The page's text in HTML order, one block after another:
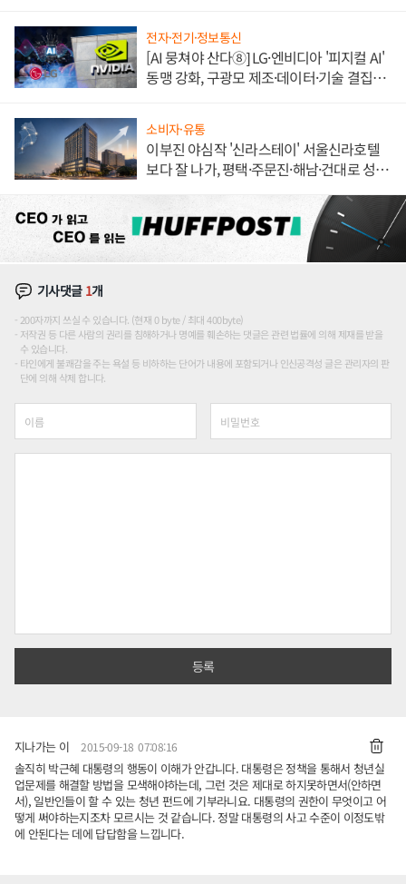
전자·전기·정보통신
[AI 뭉쳐야 산다⑧] LG·엔비디아 '피지컬 AI'
동맹 강화, 구광모 제조·데이터·기술 결집
소비자·유통
이부진 야심작 '신라스테이' 서울신라호텔
보다 잘 나가, 평택·주문진·해남·건대로 성
기사댓글 1개
200자까지 쓰실 수 있습니다. (현재 0 byte / 최대 400byte)
저작권 등 다른 사람의 권리를 침해하거나 명예를 훼손하는 댓글은 관련 법률에 의해 제재를 받을
수 있습니다.
타인에게 불쾌감을 주는 욕설 등 비하하는 단어가 내용에 포함되거나 인신공격성 글은 관리자의 판
단에 의해 삭제 합니다.
지나가는 이 2015-09-18 07:08:16
솔직히 박근혜 대통령의 행동이 이해가 안갑니다. 대통령은 정책을 통해서 청년실
업문제를 해결할 방법을 모색해야하는데, 그런 것은 제대로 하지못하면서(안하면
서), 일반인들이 할 수 있는 청년 펀드에 기부라니요. 대통령의 권한이 무엇이고 어
떻게 써야하는지조차 모르시는 것 같습니다. 정말 대통령의 사고 수준이 이정도밖
에 안된다는 데에 답답함을 느낍니다.